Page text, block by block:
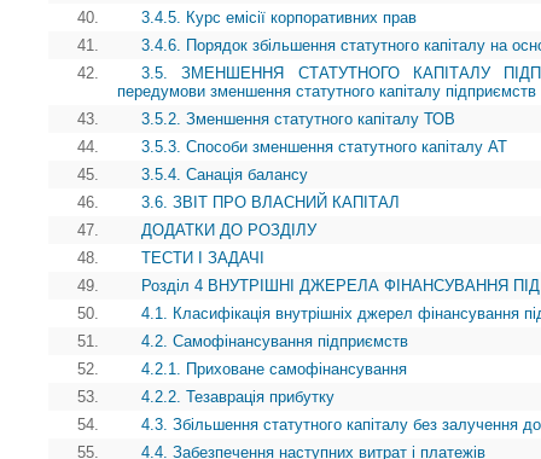
40.
3.4.5. Курс емісії корпоративних прав
41.
3.4.6. Порядок збільшення статутного капіталу на
42.
3.5. ЗМЕНШЕННЯ СТАТУТНОГО КАПІТАЛУ
передумови зменшення статутного капіталу підприємств
43.
3.5.2. Зменшення статутного капіталу ТОВ
44.
3.5.3. Способи зменшення статутного капіталу АТ
45.
3.5.4. Санація балансу
46.
3.6. ЗВІТ ПРО ВЛАСНИЙ КАПІТАЛ
47.
ДОДАТКИ ДО РОЗДІЛУ
48.
ТЕСТИ І ЗАДАЧІ
49.
Розділ 4 ВНУТРІШНІ ДЖЕРЕЛА ФІНАНСУВАННЯ
50.
4.1. Класифікація внутрішніх джерел фінансування
51.
4.2. Самофінансування підприємств
52.
4.2.1. Приховане самофінансування
53.
4.2.2. Тезаврація прибутку
54.
4.3. Збільшення статутного капіталу без залучення
55.
4.4. Забезпечення наступних витрат i платежів